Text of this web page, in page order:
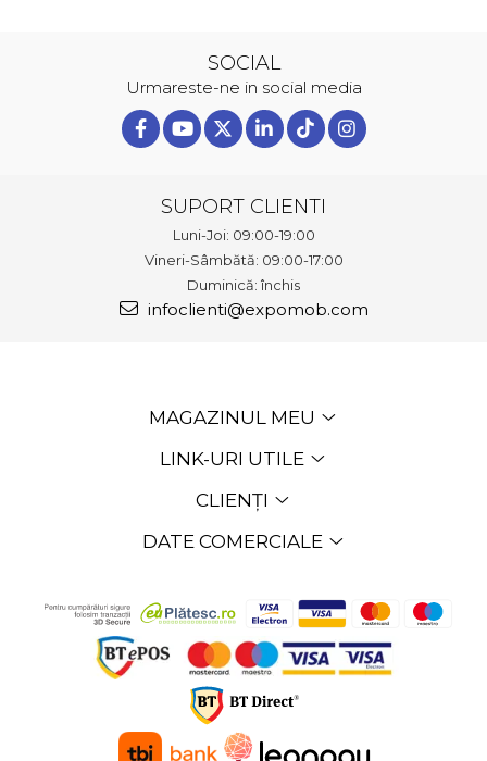
SOCIAL
Urmareste-ne in social media
SUPORT CLIENTI
Luni-Joi: 09:00-19:00
Vineri-Sâmbătă: 09:00-17:00
Duminică: închis
infoclienti@expomob.com
MAGAZINUL MEU
LINK-URI UTILE
CLIENȚI
DATE COMERCIALE